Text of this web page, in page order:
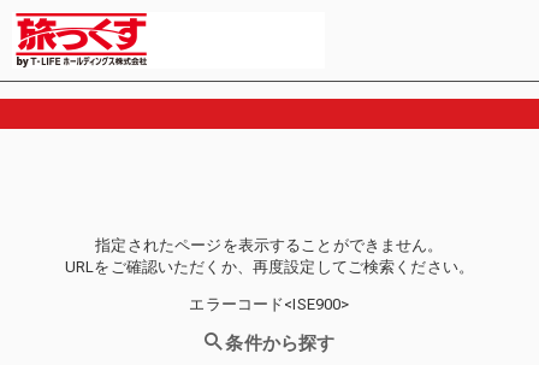
指定されたページを表示することができません。
URLをご確認いただくか、再度設定してご検索ください。
エラーコード<ISE900>
条件から探す